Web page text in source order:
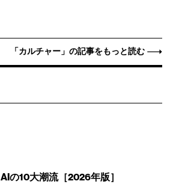
「カルチャー」の記事をもっと読む
AIの10大潮流［2026年版］